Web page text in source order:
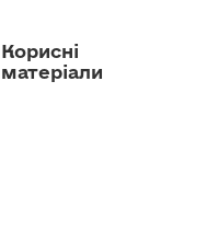
Корисні
матеріали